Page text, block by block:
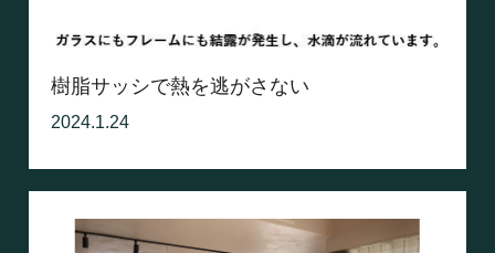
樹脂サッシで熱を逃がさない
2024.1.24